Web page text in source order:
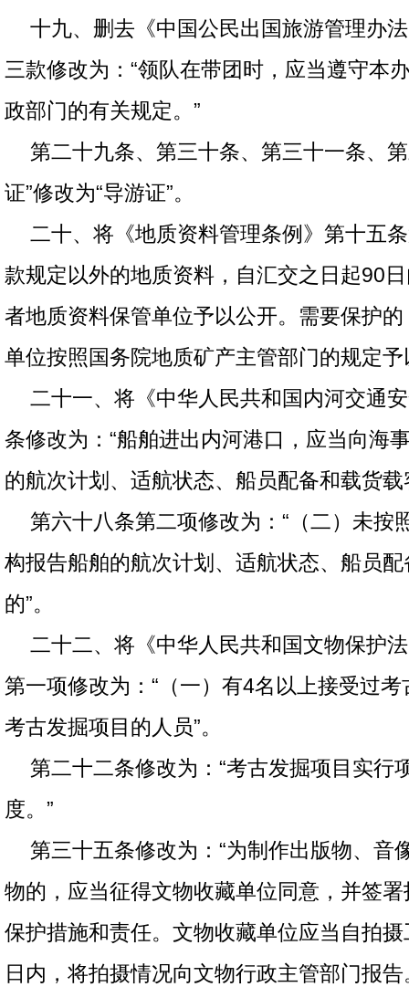
十九、删去《中国公民出国旅游管理办
三款修改为：“领队在带团时，应当遵守本
政部门的有关规定。”
第二十九条、第三十条、第三十一条、
证”修改为“导游证”。
二十、将《地质资料管理条例》第十五
款规定以外的地质资料，自汇交之日起90
者地质资料保管单位予以公开。需要保护
单位按照国务院地质矿产主管部门的规定予
二十一、将《中华人民共和国内河交通
条修改为：“船舶进出内河港口，应当向海
的航次计划、适航状态、船员配备和载货载
第六十八条第二项修改为：“（二）未按
构报告船舶的航次计划、适航状态、船员
的”。
二十二、将《中华人民共和国文物保护
第一项修改为：“（一）有4名以上接受过
考古发掘项目的人员”。
第二十二条修改为：“考古发掘项目实行
度。”
第三十五条修改为：“为制作出版物、音
物的，应当征得文物收藏单位同意，并签
保护措施和责任。文物收藏单位应当自拍
日内，将拍摄情况向文物行政主管部门报告